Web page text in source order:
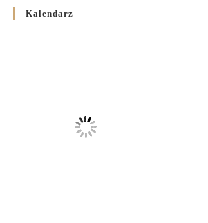
10 GRUDNIA 2025
Декрет про відзначення
Великодня і всіх рухомих
Kalendarz